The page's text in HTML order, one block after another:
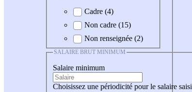
Cadre (4)
Non cadre (15)
Non renseignée (2)
SALAIRE BRUT MINIMUM
Salaire minimum
Choisissez une périodicité pour le salaire saisi